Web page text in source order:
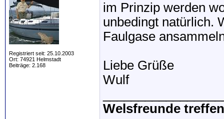
Registriert seit: 25.10.2003
Ort: 74921 Helmstadt
Beiträge: 2.168
im Prinzip werden
unbedingt natürlich.
Faulgase
Liebe Grüße
Wulf
Welsfreunde